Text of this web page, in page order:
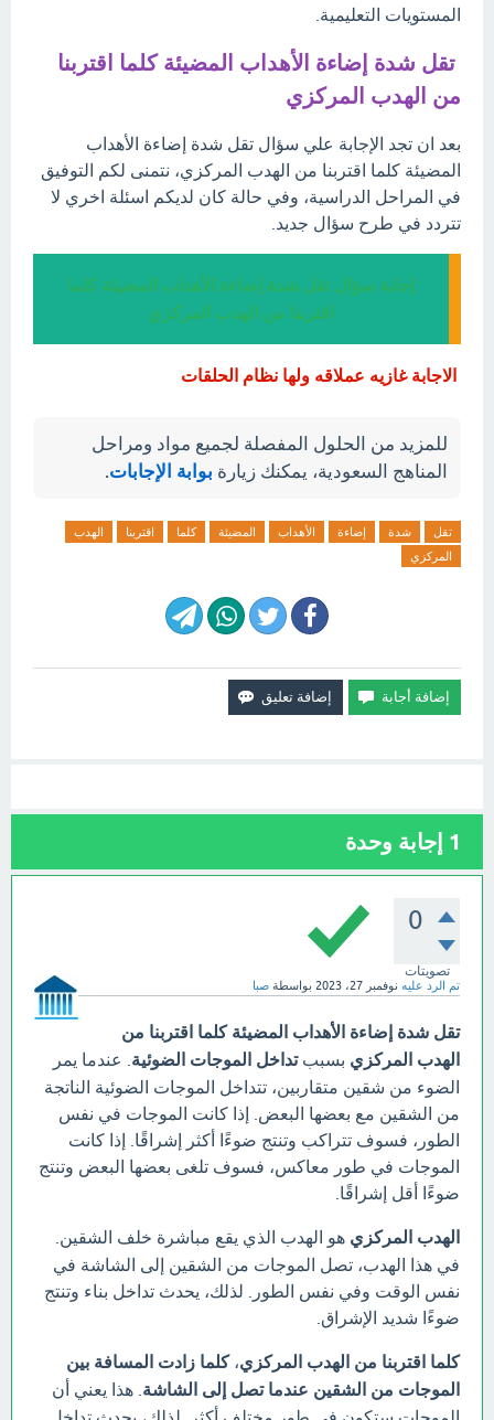
المستويات التعليمية.
تقل شدة إضاءة الأهداب المضيئة كلما اقتربنا
من الهدب المركزي
بعد ان تجد الإجابة علي سؤال تقل شدة إضاءة الأهداب
المضيئة كلما اقتربنا من الهدب المركزي، نتمنى لكم التوفيق
في المراحل الدراسية، وفي حالة كان لديكم اسئلة اخري لا
تتردد في طرح سؤال جديد.
إجابة سؤال تقل شدة إضاءة الأهداب المضيئة كلما
اقتربنا من الهدب المركزي
الاجابة غازيه عملاقه ولها نظام الحلقات
للمزيد من الحلول المفصلة لجميع مواد ومراحل
المناهج السعودية، يمكنك زيارة بوابة الإجابات.
تقل شدة إضاءة الأهداب المضيئة كلما اقتربنا
الهدب
المركزي
1 إجابة وحدة
0
تصويتات
تم الرد عليه نوفمبر 27، 2023 بواسطة صبا
تقل شدة إضاءة الأهداب المضيئة كلما اقتربنا من
الهدب المركزي بسببتداخل الموجات الضوئية . عندما يمر
الضوء من شقين متقاربين، تتداخل الموجات الضوئية الناتجة
من الشقين مع بعضها البعض. إذا كانت الموجات في نفس
الطور، فسوف تتراكب وتنتج ضوءًا أكثر إشراقًا. إذا كانت
الموجات في طور معاكس، فسوف تلغى بعضها البعض وتنتج
ضوءًا أقل إشراقًا.
الهدب المركزي هو الهدب الذي يقع مباشرة خلف الشقين.
في هذا الهدب، تصل الموجات من الشقين إلى الشاشة في
نفس الوقت وفي نفس الطور. لذلك، يحدث تداخل بناء وتنتج
ضوءًا شديد الإشراق.
كلما اقتربنا من الهدب المركزي،كلما زادت المسافة بين
الموجات من الشقين عندما تصل إلى الشاشة . هذا يعني أن